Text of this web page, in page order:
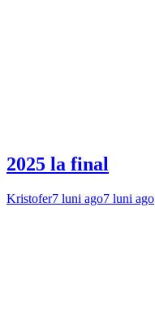
2025 la final
Kristofer7 luni ago7 luni ago